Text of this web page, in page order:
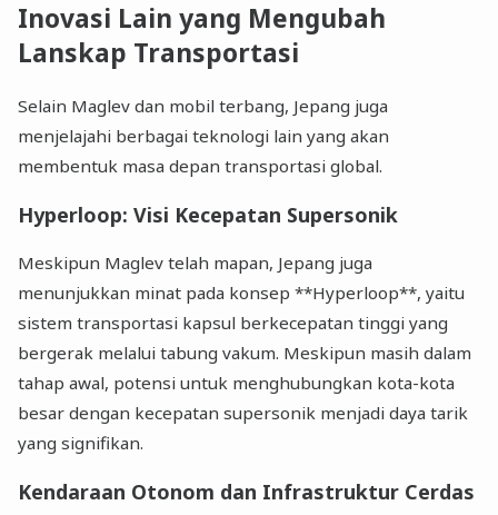
Inovasi Lain yang Mengubah
Lanskap Transportasi
Selain Maglev dan mobil terbang, Jepang juga
menjelajahi berbagai teknologi lain yang akan
membentuk masa depan transportasi global.
Hyperloop: Visi Kecepatan Supersonik
Meskipun Maglev telah mapan, Jepang juga
menunjukkan minat pada konsep **Hyperloop**, yaitu
sistem transportasi kapsul berkecepatan tinggi yang
bergerak melalui tabung vakum. Meskipun masih dalam
tahap awal, potensi untuk menghubungkan kota-kota
besar dengan kecepatan supersonik menjadi daya tarik
yang signifikan.
Kendaraan Otonom dan Infrastruktur Cerdas